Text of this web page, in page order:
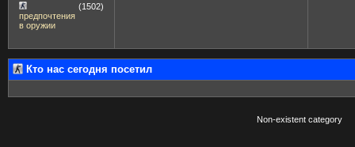
предпочтения
в оружии
(1502)
Кто нас сегодня посетил
Non-existent category